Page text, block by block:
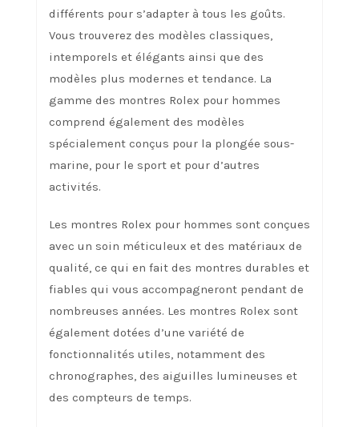
différents pour s’adapter à tous les goûts.
Vous trouverez des modèles classiques,
intemporels et élégants ainsi que des
modèles plus modernes et tendance. La
gamme des montres Rolex pour hommes
comprend également des modèles
spécialement conçus pour la plongée sous-
marine, pour le sport et pour d’autres
activités.
Les montres Rolex pour hommes sont conçues
avec un soin méticuleux et des matériaux de
qualité, ce qui en fait des montres durables et
fiables qui vous accompagneront pendant de
nombreuses années. Les montres Rolex sont
également dotées d’une variété de
fonctionnalités utiles, notamment des
chronographes, des aiguilles lumineuses et
des compteurs de temps.